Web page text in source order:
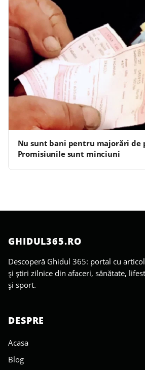
Nu sunt bani pentru majorări de
Promisiunile sunt minciuni
GHIDUL365.RO
Descoperă Ghidul 365: portal cu
și știri zilnice din afaceri, sănătate,
și sport.
DESPRE
Acasa
Blog